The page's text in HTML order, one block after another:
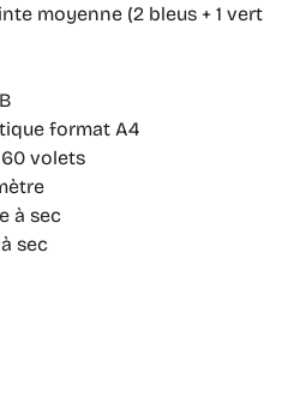
moyenne (2 bleus + 1 vert
format A4
volets
à sec
sec